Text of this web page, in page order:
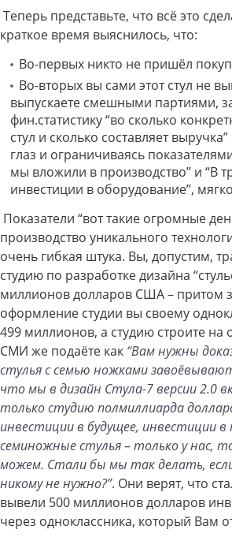
Теперь представьте, что всё это
краткое время выяснилось, что:
Во-первых никто не пришёл
Во-вторых вы сами этот стул не
выпускаете смешными партиями,
фин.статистику “во сколько
стул и сколько составляет
глаз и ограничиваясь
мы вложили в производство” и “В
инвестиции в оборудование”,
Показатели “вот такие огромные
производство уникального
очень гибкая штука. Вы, допустим,
студию по разработке дизайна
миллионов долларов США – притом
оформление студии вы своему
499 миллионов, а студию строите на
СМИ же подаёте как “Вам нужны
стулья с семью ножками
что мы в дизайн Стула-7 версии 2.0
только студию полмиллиарда
инвестиции в будущее, инвестиции в
семиножные стулья – только у нас,
можем. Стали бы мы так делать,
никому не нужно?”. Они верят, что
вывели 500 миллионов долларов
через одноклассника, который Вам